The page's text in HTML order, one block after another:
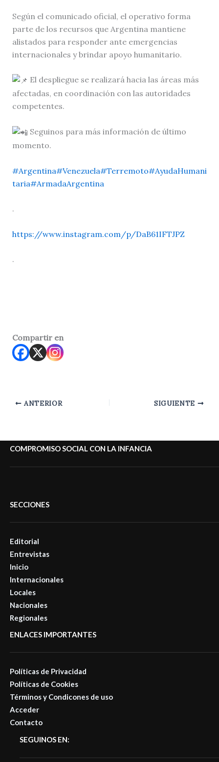
Según el comunicado oficial, el operativo forma
parte de los recursos que Argentina mantiene
alistados para responder ante emergencias
internacionales y brindar apoyo humanitario.
El despliegue se realizará hacia las áreas más
afectadas, en coordinación con las autoridades
competentes.
Seguinos para más información de último
momento.
#Argentina#Venezuela#Terremoto#AyudaHumani
taria#ArmadaArgentina
.
https://www.instagram.com/p/DaB61IFTJPZ
.
Compartir en
ANTERIOR SIGUIENTE
COMPROMISO SOCIAL CON LA INFANCIA
SECCIONES
Editorial
Entrevistas
Inicio
Internacionales
Locales
Nacionales
Regionales
ENLACES IMPORTANTES
Políticas de Privacidad
Políticas de Cookies
Términos y Condicones de uso
Acceder
Contacto
SEGUINOS EN: